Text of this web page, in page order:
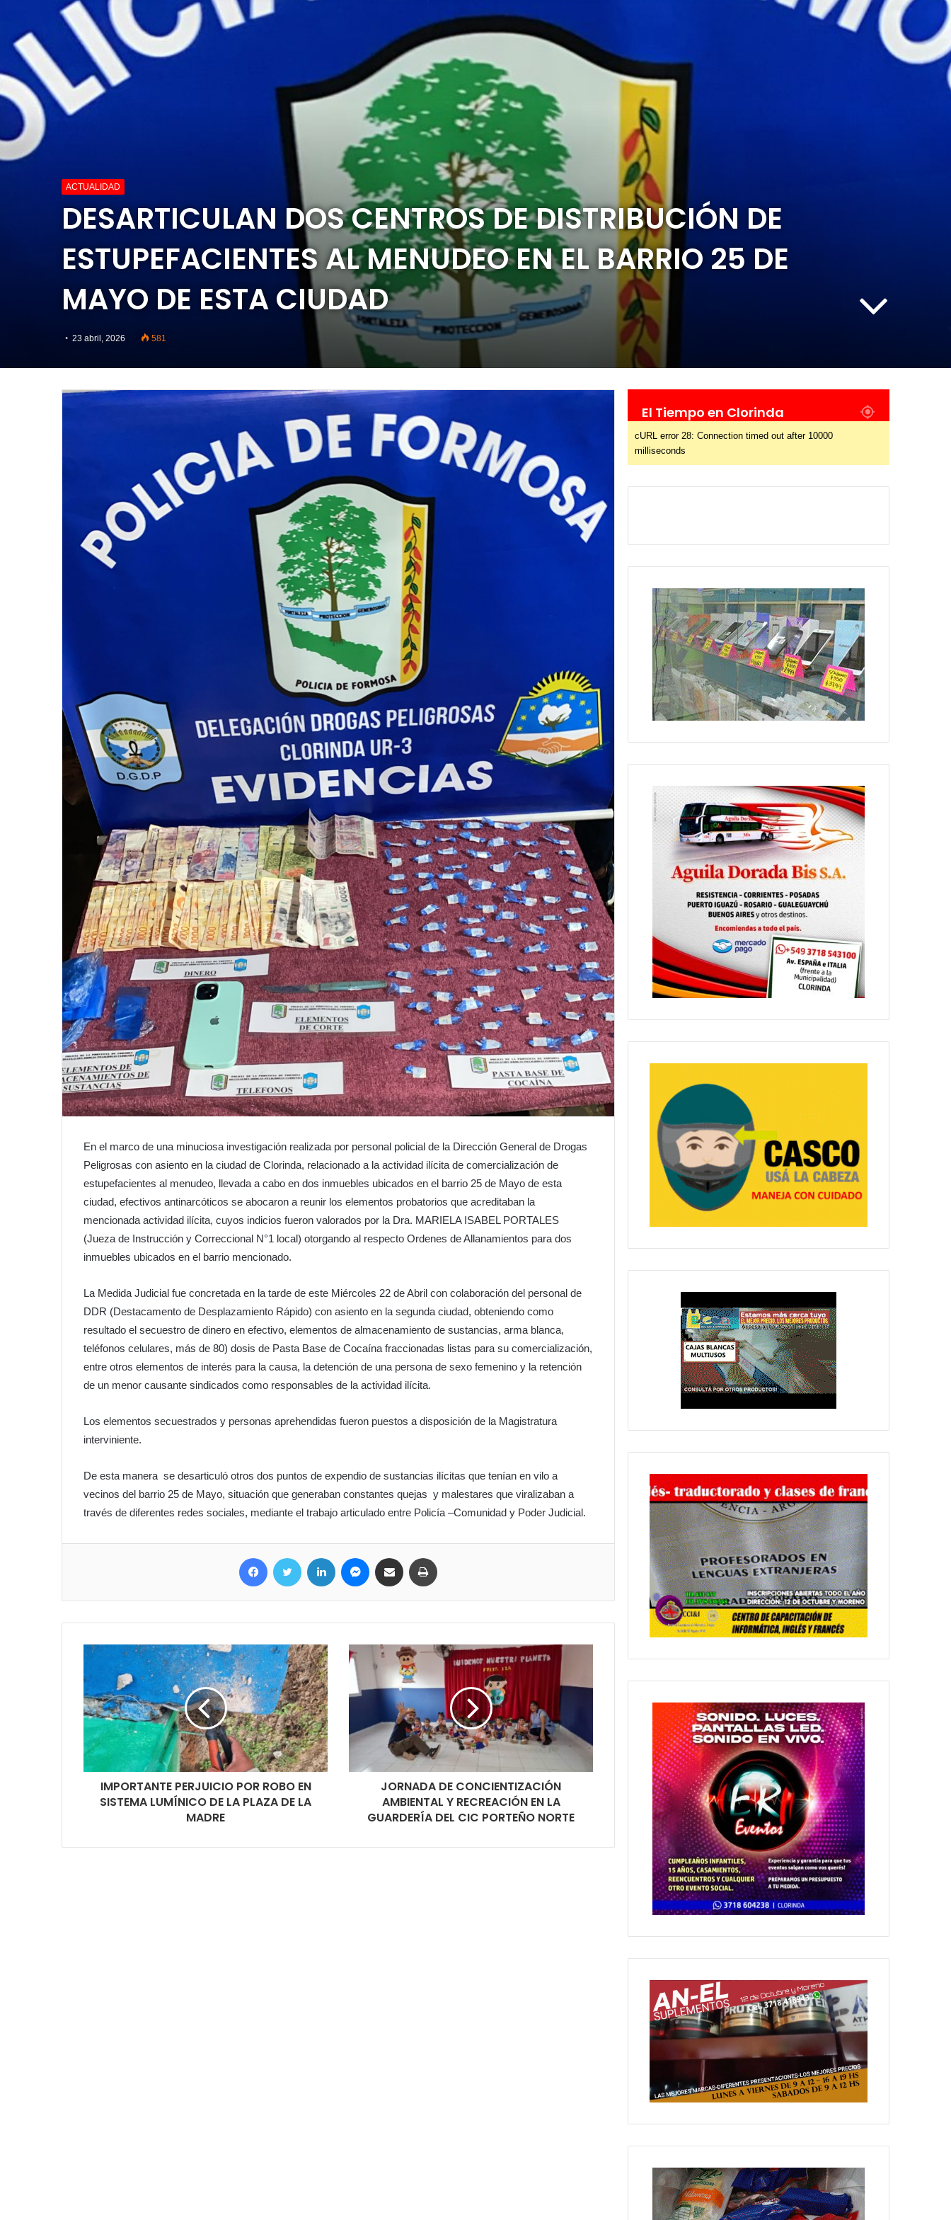
ACTUALIDAD
DESARTICULAN DOS CENTROS DE DISTRIBUCIÓN DE
ESTUPEFACIENTES AL MENUDEO EN EL BARRIO 25 DE
MAYO DE ESTA CIUDAD
23 abril, 2026 581
En el marco de una minuciosa investigación realizada por personal policial de la Dirección General de Drogas
Peligrosas con asiento en la ciudad de Clorinda, relacionado a la actividad ilícita de comercialización de
estupefacientes al menudeo, llevada a cabo en dos inmuebles ubicados en el barrio 25 de Mayo de esta
ciudad, efectivos antinarcóticos se abocaron a reunir los elementos probatorios que acreditaban la
mencionada actividad ilícita, cuyos indicios fueron valorados por la Dra. MARIELA ISABEL PORTALES
(Jueza de Instrucción y Correccional N°1 local) otorgando al respecto Ordenes de Allanamientos para dos
inmuebles ubicados en el barrio mencionado.
La Medida Judicial fue concretada en la tarde de este Miércoles 22 de Abril con colaboración del personal de
DDR (Destacamento de Desplazamiento Rápido) con asiento en la segunda ciudad, obteniendo como
resultado el secuestro de dinero en efectivo, elementos de almacenamiento de sustancias, arma blanca,
teléfonos celulares, más de 80) dosis de Pasta Base de Cocaína fraccionadas listas para su comercialización,
entre otros elementos de interés para la causa, la detención de una persona de sexo femenino y la retención
de un menor causante sindicados como responsables de la actividad ilícita.
Los elementos secuestrados y personas aprehendidas fueron puestos a disposición de la Magistratura
interviniente.
De esta manera se desarticuló otros dos puntos de expendio de sustancias ilícitas que tenían en vilo a
vecinos del barrio 25 de Mayo, situación que generaban constantes quejas y malestares que viralizaban a
través de diferentes redes sociales, mediante el trabajo articulado entre Policía –Comunidad y Poder Judicial.
IMPORTANTE PERJUICIO POR ROBO EN
SISTEMA LUMÍNICO DE LA PLAZA DE LA
MADRE
JORNADA DE CONCIENTIZACIÓN
AMBIENTAL Y RECREACIÓN EN LA
GUARDERÍA DEL CIC PORTEÑO NORTE
El Tiempo en Clorinda
cURL error 28: Connection timed out after 10000
milliseconds